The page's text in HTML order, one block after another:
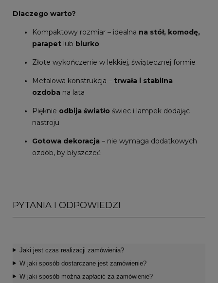
Dlaczego warto?
Kompaktowy rozmiar – idealna na stół, komodę,
parapet lub biurko
Złote wykończenie w lekkiej, świątecznej formie
Metalowa konstrukcja – trwała i stabilna
ozdoba na lata
Pięknie odbija światło świec i lampek dodając
nastroju
Gotowa dekoracja – nie wymaga dodatkowych
ozdób, by błyszczeć
PYTANIA I ODPOWIEDZI
Jaki jest czas realizacji zamówienia?
W jaki sposób dostarczane jest zamówienie?
W jaki sposób można zapłacić za zamówienie?